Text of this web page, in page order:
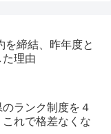
を締結、昨年度と
た理由
ランク制度を４
れで格差なくな